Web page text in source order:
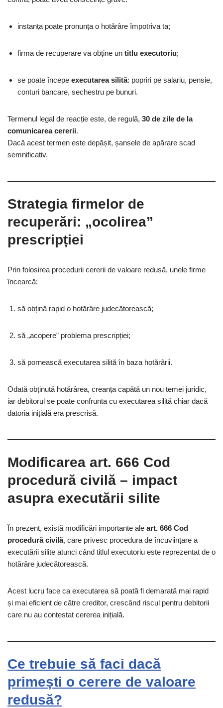
instanța poate pronunța o hotărâre împotriva ta;
firma de recuperare va obține un titlu executoriu;
se poate începe executarea silită: popriri pe salariu, pensie,
conturi bancare, sechestru pe bunuri.
Termenul legal de reacție este, de regulă, 30 de zile de la
comunicarea cererii.
Dacă acest termen este depășit, șansele de apărare scad
semnificativ.
Strategia firmelor de
recuperări: „ocolirea”
prescripției
Prin folosirea procedurii cererii de valoare redusă, unele firme
încearcă:
să obțină rapid o hotărâre judecătorească;
să „acopere” problema prescripției;
să pornească executarea silită în baza hotărârii.
Odată obținută hotărârea, creanța capătă un nou temei juridic,
iar debitorul se poate confrunta cu executarea silită chiar dacă
datoria inițială era prescrisă.
Modificarea art. 666 Cod
procedură civilă – impact
asupra executării silite
În prezent, există modificări importante ale art. 666 Cod
procedură civilă, care privesc procedura de încuviințare a
executării silite atunci când titlul executoriu este reprezentat de o
hotărâre judecătorească.
Acest lucru face ca executarea să poată fi demarată mai rapid
și mai eficient de către creditor, crescând riscul pentru debitorii
care nu au contestat cererea inițială.
Ce trebuie să faci dacă
primești o cerere de valoare
redusă?